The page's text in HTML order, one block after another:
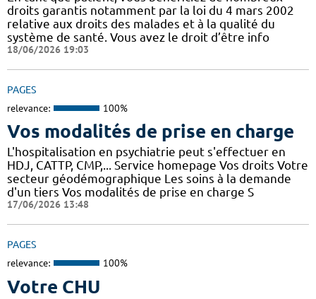
droits garantis notamment par la loi du 4 mars 2002
relative aux droits des malades et à la qualité du
système de santé. Vous avez le droit d’être info
18/06/2026 19:03
PAGES
relevance: 100%
Vos modalités de prise en charge
L'hospitalisation en psychiatrie peut s'effectuer en
HDJ, CATTP, CMP,... Service homepage Vos droits Votre
secteur géodémographique Les soins à la demande
d'un tiers Vos modalités de prise en charge S
17/06/2026 13:48
PAGES
relevance: 100%
Votre CHU